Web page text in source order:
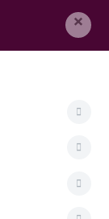
×